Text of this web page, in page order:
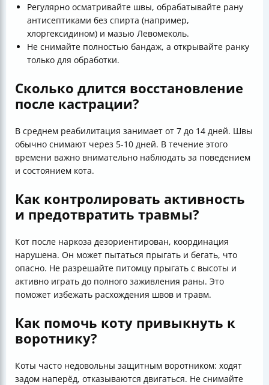
Регулярно осматривайте швы, обрабатывайте рану
антисептиками без спирта (например,
хлоргексидином) и мазью Левомеколь.
Не снимайте полностью бандаж, а открывайте ранку
только для обработки.
Сколько длится восстановление
после кастрации?
В среднем реабилитация занимает от 7 до 14 дней. Швы
обычно снимают через 5-10 дней. В течение этого
времени важно внимательно наблюдать за поведением
и состоянием кота.
Как контролировать активность
и предотвратить травмы?
Кот после наркоза дезориентирован, координация
нарушена. Он может пытаться прыгать и бегать, что
опасно. Не разрешайте питомцу прыгать с высоты и
активно играть до полного заживления раны. Это
поможет избежать расхождения швов и травм.
Как помочь коту привыкнуть к
воротнику?
Коты часто недовольны защитным воротником: ходят
задом наперёд, отказываются двигаться. Не снимайте